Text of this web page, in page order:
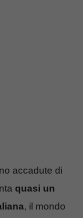
accadute di
quasi un
, il mondo